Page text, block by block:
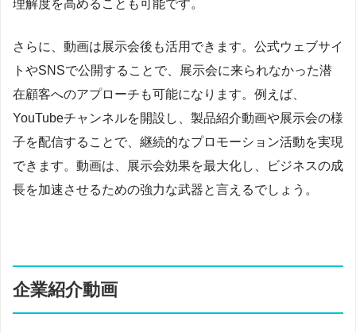
理解度を高めることも可能です。
さらに、動画は展示会後も活用できます。公式ウェブサイ
トやSNSで公開することで、展示会に来られなかった潜
在顧客へのアプローチも可能になります。例えば、
YouTubeチャンネルを開設し、製品紹介動画や展示会の様
子を配信することで、継続的なプロモーション活動を実現
できます。動画は、展示会効果を最大化し、ビジネスの成
長を加速させるための強力な武器と言えるでしょう。
企業紹介動画